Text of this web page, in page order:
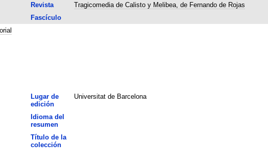
Revista Tragicomedia de Calisto y Melibea, de Fernando de Rojas
Fascículo
Lugar de
edición
Universitat de Barcelona
Idioma del
resumen
Título de la
colección